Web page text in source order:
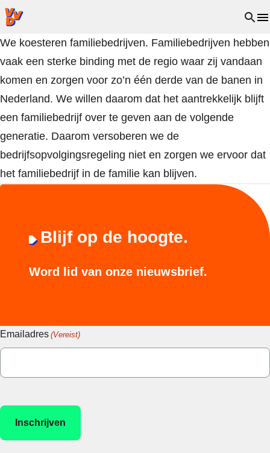
VVD.nl - Ga naar de homepage Open
We koesteren familiebedrijven. Familiebedrijven hebben
vaak een sterke binding met de regio waar zij vandaan
komen en zorgen voor zo’n één derde van de banen in
Nederland. We willen daarom dat het aantrekkelijk blijft
een familiebedrijf over te geven aan de volgende
generatie. Daarom versoberen we de
bedrijfsopvolgingsregeling niet en zorgen we ervoor dat
het familiebedrijf in de familie kan blijven.
Blijf op de hoogte.
Word lid van onze nieuwsbrief.
Emailadres (Vereist)